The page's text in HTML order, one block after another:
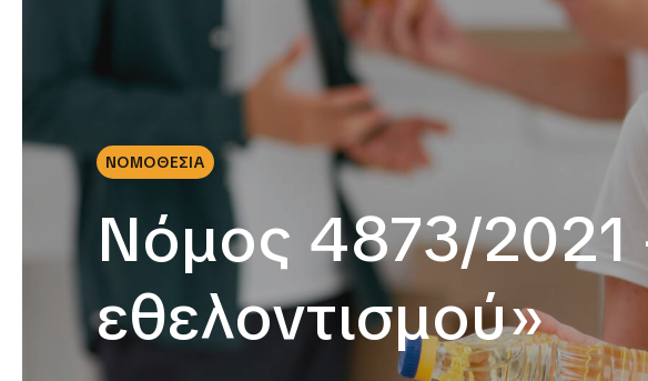
ΝΟΜΟΘΕΣΙΑ
Νόμος 4873/2021
εθελοντισμού»